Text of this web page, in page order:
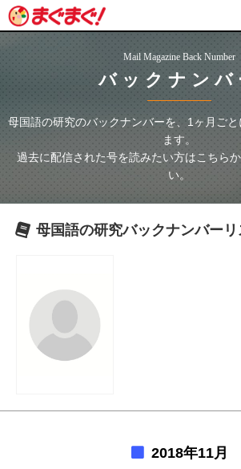
Mail Magazine Back Number
バックナンバ
母国語の研究のバックナンバーを、1ヶ月ご
ます。
過去に配信された号を読みたい方はこちら
い。
母国語の研究バックナンバーリ
2018年11月